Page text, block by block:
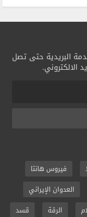
البريدية حتى تصل
الالكتروني.
فيروس هانتا
العدوان الإيراني
الرقة
قسد